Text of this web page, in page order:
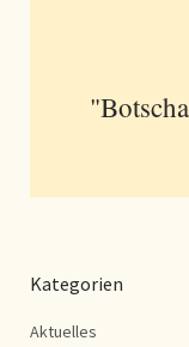
Kategorien
Aktuelles